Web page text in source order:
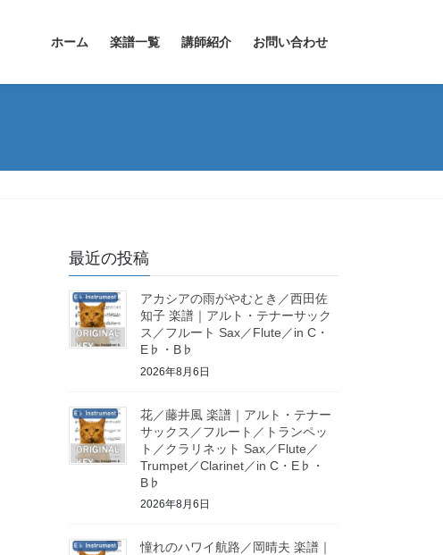
ホーム 楽譜一覧 講師紹介 お問い合わせ
最近の投稿
アカシアの雨がやむとき／西田佐
知子 楽譜｜アルト・テナーサック
ス／フルート Sax／Flute／in C・
E♭・B♭
2026年8月6日
花／藤井風 楽譜｜アルト・テナー
サックス／フルート／トランペッ
ト／クラリネット Sax／Flute／
Trumpet／Clarinet／in C・E♭・
B♭
2026年8月6日
憧れのハワイ航路／岡晴夫 楽譜｜